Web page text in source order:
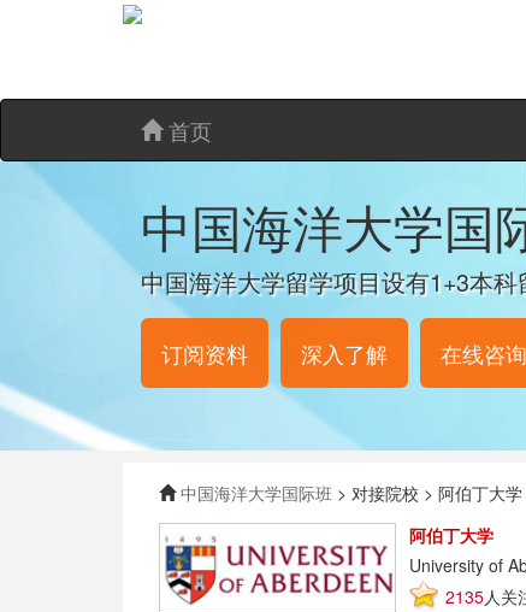
首页
中国海洋大学国
中国海洋大学留学项目设有1+3本
订阅资料 深入了解 在线咨询
中国海洋大学国际班 > 对接院校 > 阿伯丁大学
阿伯丁大学
University of
2135人关